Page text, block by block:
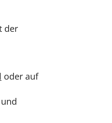
der
oder auf